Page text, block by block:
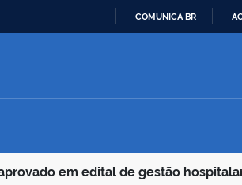
CONTEÚDO
COMUNICA BR
em edital de gestão